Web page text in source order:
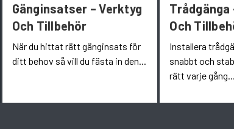
Gänginsatser – Verktyg
Och Tillbehör
När du hittat rätt gänginsats för
ditt behov så vill du fästa in den...
Trådgänga
Och
Installera
snabbt och
rätt varje gång....